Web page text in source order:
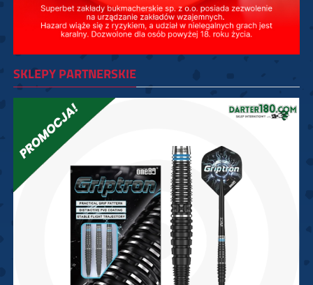
SKLEPY PARTNERSKIE